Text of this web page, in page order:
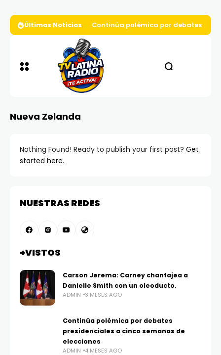
Últimas Noticias Continúa polémica por debates
Nueva Zelanda
Nothing Found! Ready to publish your first post? Get
started here.
NUESTRAS REDES
+VISTOS
Carson Jerema: Carney chantajea a
Danielle Smith con un oleoducto.
ADMIN 3 MESES AGO
Continúa polémica por debates
presidenciales a cinco semanas de
elecciones
ADMIN 4 MESES AGO